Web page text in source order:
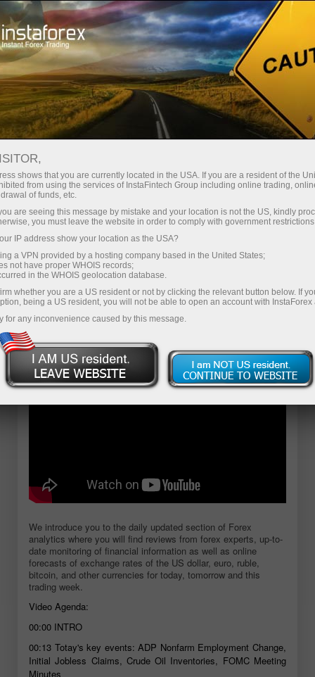
For Traders Analytical Reviews Technical analysis
08.01.2025: Forex Analysis &
Reviews: Forex forecast 08/01/2025:
EUR/USD, GBP/USD, USDX, SP500
and Bitcoin
Mở tài khoản giao dịch
Mở tài khoản demo
We introduce you to the daily updated section of Forex
analytics where you will find reviews from forex experts, up-to-
date monitoring of financial information as well as online
forecasts of exchange rates of the US dollar, euro, ruble,
bitcoin, and other currencies for today, tomorrow and this
trading week.
Video Agenda:
00:00 INTRO
00:13 Totay's key events: ADP Nonfarm Employment Change,
Initial Jobless Claims, Crude Oil Inventories, FOMC Meeting
Minutes
shows that you are currently located in the USA. If you are a resident of the
from using the services of InstaFintech Group including online trading,
of funds, etc.
are seeing this message by mistake and your location is not the US, kindly
you must leave the website in order to comply with government
IP address show your location as the USA?
a VPN provided by a hosting company based in the United States;
not have proper WHOIS records;
in the WHOIS geolocation database.
whether you are a US resident or not by clicking the relevant button below. If
being a US resident, you will not be able to open an account with InstaForex
for any inconvenience caused by this message.